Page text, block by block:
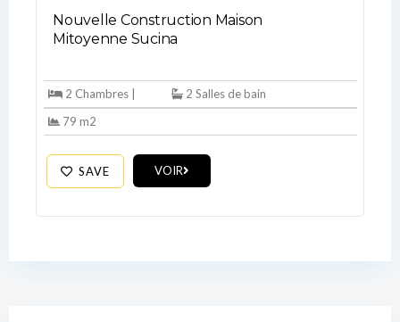
Nouvelle Construction Maison
Mitoyenne Sucina
2 Chambres |
2 Salles de bain
79 m2
SAVE VOIR